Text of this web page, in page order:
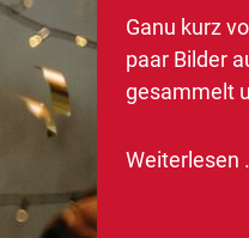
Ganu kurz
paar Bilder
gesammelt
Weiterlesen